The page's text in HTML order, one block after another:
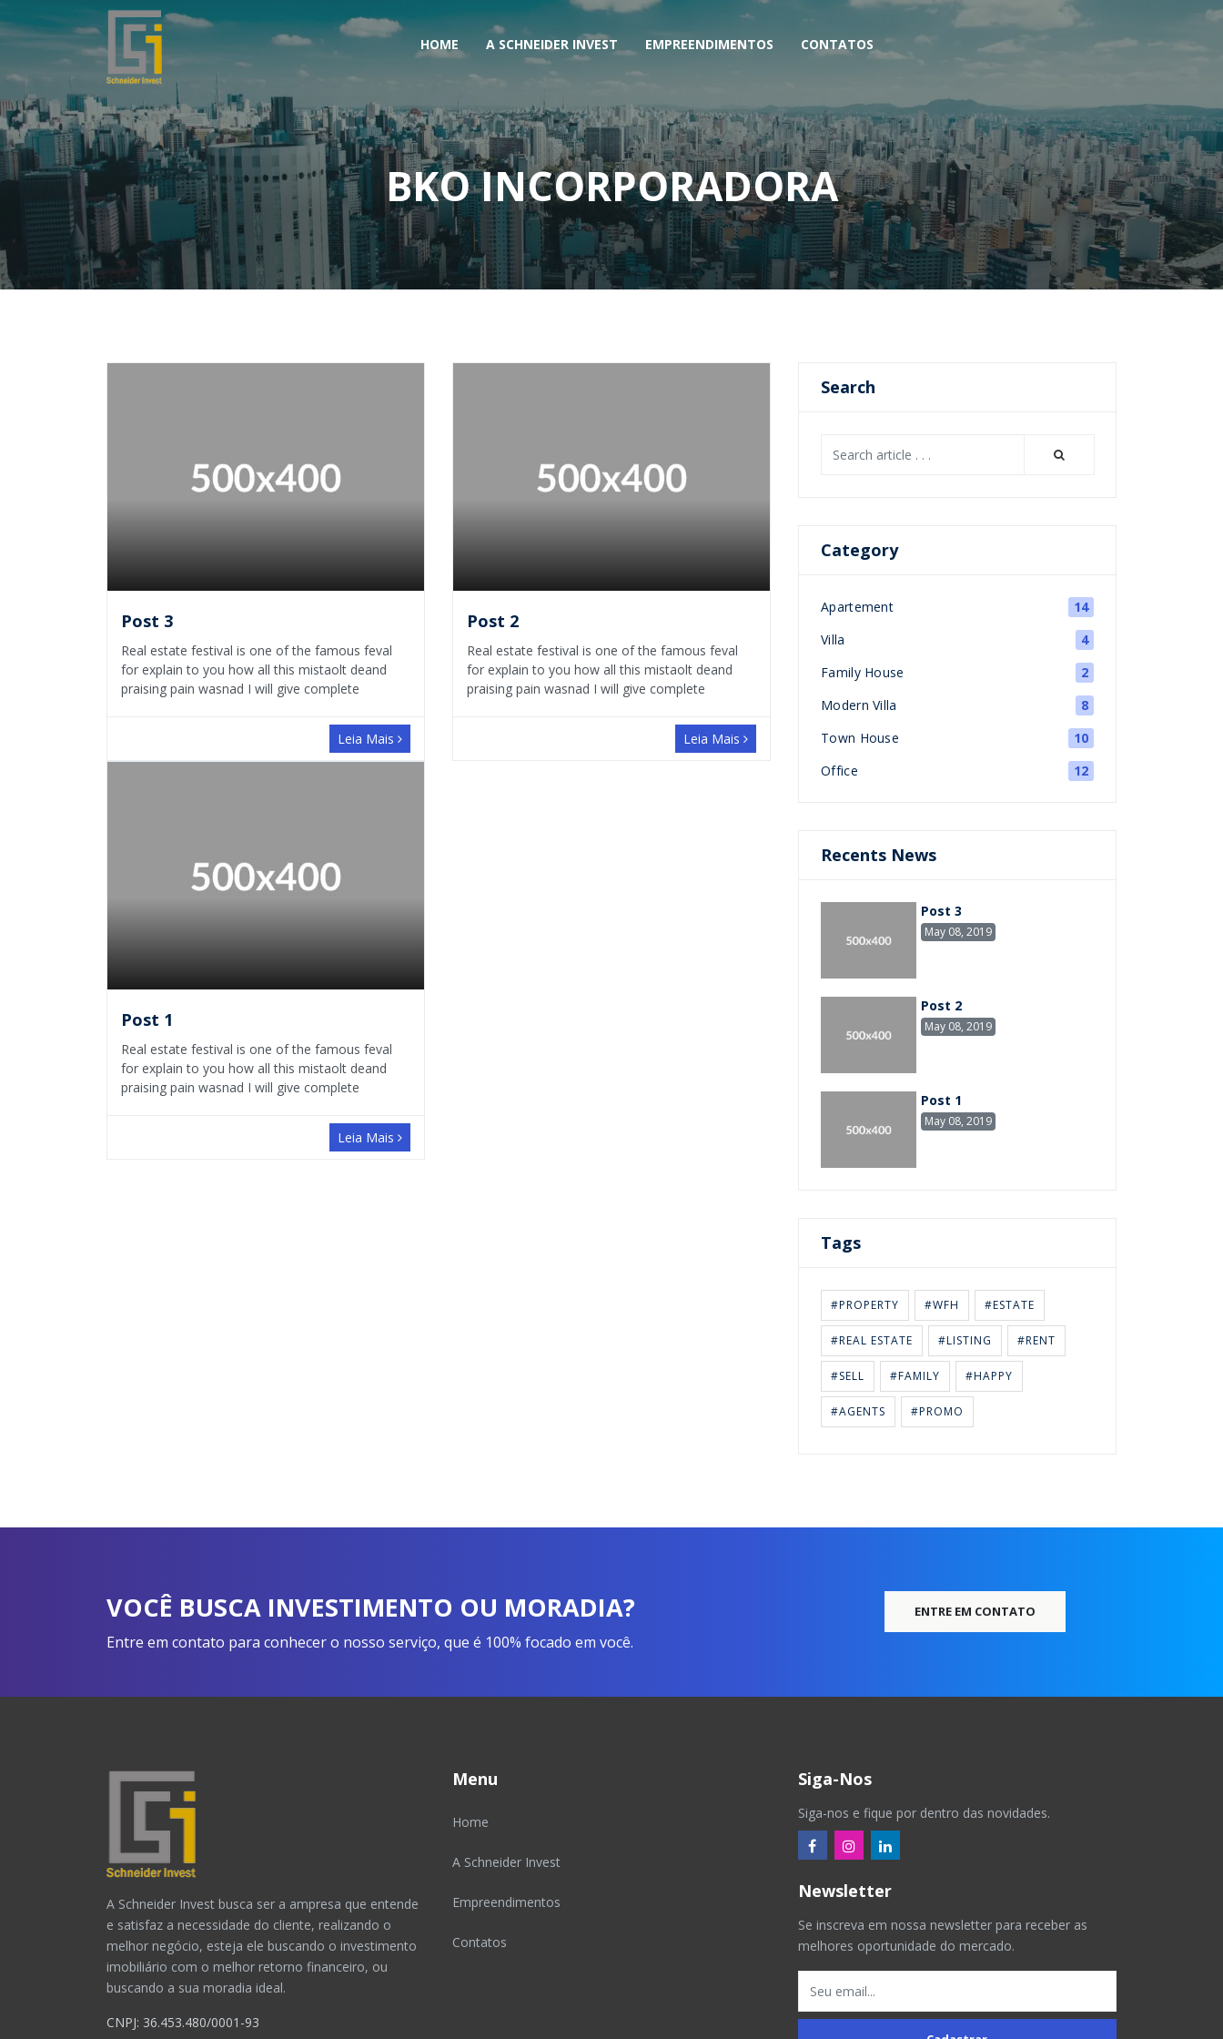
HOME A SCHNEIDER INVEST EMPREENDIMENTOS CONTATOS
BKO INCORPORADORA
Post 3
Real estate festival is one of the famous feval
for explain to you how all this mistaolt deand
praising pain wasnad I will give complete
Leia Mais
Post 2
Real estate festival is one of the famous feval
for explain to you how all this mistaolt deand
praising pain wasnad I will give complete
Leia Mais
Post 1
Real estate festival is one of the famous feval
for explain to you how all this mistaolt deand
praising pain wasnad I will give complete
Leia Mais
Search
Category
Apartement
14
Villa
4
Family House
2
Modern Villa
8
Town House
10
Office
12
Recents News
Post 3
May 08, 2019
Post 2
May 08, 2019
Post 1
May 08, 2019
Tags
#PROPERTY #WFH #ESTATE
#REAL ESTATE #LISTING #RENT
#SELL #FAMILY #HAPPY
#AGENTS #PROMO
VOCÊ BUSCA INVESTIMENTO OU MORADIA?
Entre em contato para conhecer o nosso serviço, que é 100% focado em você.
ENTRE EM CONTATO
A Schneider Invest busca ser a ampresa que entende
e satisfaz a necessidade do cliente, realizando o
melhor negócio, esteja ele buscando o investimento
imobiliário com o melhor retorno financeiro, ou
buscando a sua moradia ideal.
CNPJ: 36.453.480/0001-93
Menu
Home
A Schneider Invest
Empreendimentos
Contatos
Siga-Nos
Siga-nos e fique por dentro das novidades.
Newsletter
Se inscreva em nossa newsletter para receber as
melhores oportunidade do mercado.